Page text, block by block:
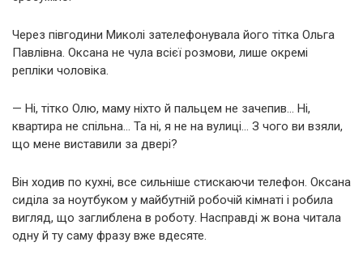
Через півгодини Миколі зателефонувала його тітка Ольга
Павлівна. Оксана не чула всієї розмови, лише окремі
репліки чоловіка.
— Ні, тітко Олю, маму ніхто й пальцем не зачепив… Ні,
квартира не спільна… Та ні, я не на вулиці… З чого ви взяли,
що мене виставили за двері?
Він ходив по кухні, все сильніше стискаючи телефон. Оксана
сиділа за ноутбуком у майбутній робочій кімнаті і робила
вигляд, що заглиблена в роботу. Насправді ж вона читала
одну й ту саму фразу вже вдесяте.